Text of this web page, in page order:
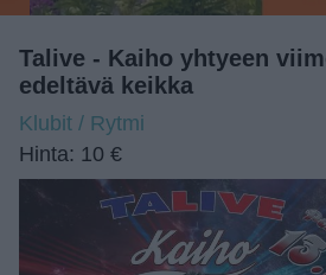
Talive - Kaiho yhtyeen
edeltävä keikka
Klubit / Rytmi
Hinta: 10 €